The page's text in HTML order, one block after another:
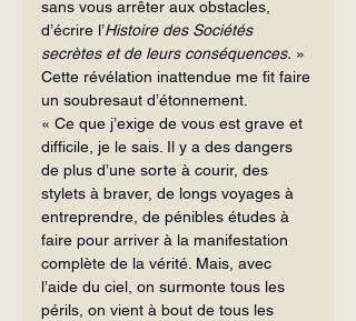
sans vous arrêter aux obstacles,
d’écrire l’Histoire des Sociétés
secrètes et de leurs conséquences. »
Cette révélation inattendue me fit faire
un soubresaut d’étonnement.
« Ce que j’exige de vous est grave et
difficile, je le sais. Il y a des dangers
de plus d’une sorte à courir, des
stylets à braver, de longs voyages à
entreprendre, de pénibles études à
faire pour arriver à la manifestation
complète de la vérité. Mais, avec
l’aide du ciel, on surmonte tous les
périls, on vient à bout de tous les